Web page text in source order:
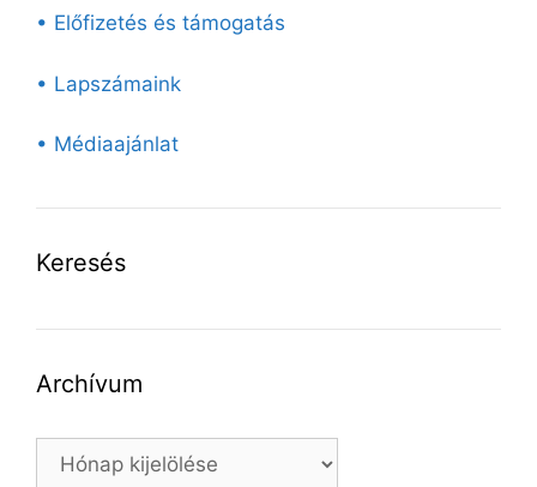
• Előfizetés és támogatás
• Lapszámaink
• Médiaajánlat
Keresés
Archívum
Archívum